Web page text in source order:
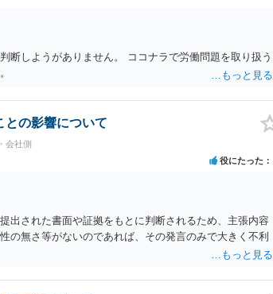
われます。 争点は、契約類型が雇用か業務委託か、実態
定められているか、違約金の算定根拠が合理的か、とい
ワーバランスの問題もありますが、修正余地があるう
料等を持参の上弁護士に確認されることをお勧めしま
タレント側に損害賠償が発生する建付けになっているこ
したのにタレントへ違約金を課す設計は、合理性や対価
側の重大な契約違反がある場合は、実損害の範囲で請求
断しようがありません。 ココナラで労働問題を取り扱う
との影響について
会社側
役にたった
出された書面や証拠をもとに判断されるため、主張内容
の無さ等がないのであれば、その発言のみで大きく不利